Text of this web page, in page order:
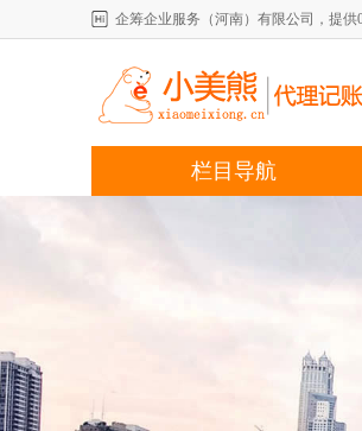
企筹企业服务（河南）有限公司，提供
栏目导航